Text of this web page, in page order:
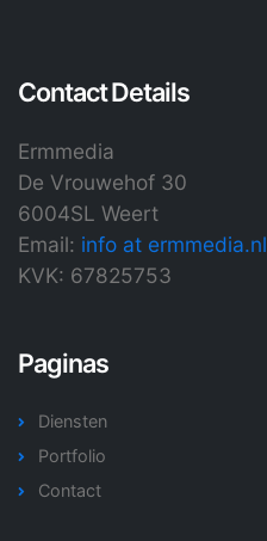
Contact Details
Ermmedia
De Vrouwehof 30
6004SL Weert
Email: info at ermmedia.nl
KVK: 67825753
Paginas
Diensten
Portfolio
Contact